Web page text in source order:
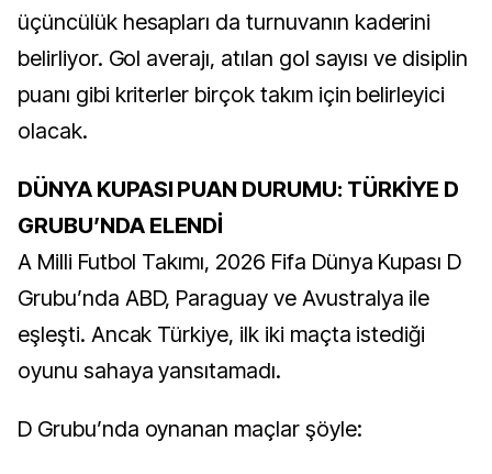
üçüncülük hesapları da turnuvanın kaderini
belirliyor. Gol averajı, atılan gol sayısı ve disiplin
puanı gibi kriterler birçok takım için belirleyici
olacak.
DÜNYA KUPASI PUAN DURUMU: TÜRKİYE D
GRUBU’NDA ELENDİ
A Milli Futbol Takımı, 2026 Fifa Dünya Kupası D
Grubu’nda ABD, Paraguay ve Avustralya ile
eşleşti. Ancak Türkiye, ilk iki maçta istediği
oyunu sahaya yansıtamadı.
D Grubu’nda oynanan maçlar şöyle: